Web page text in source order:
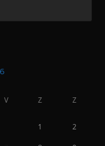
V Z Z
1 2